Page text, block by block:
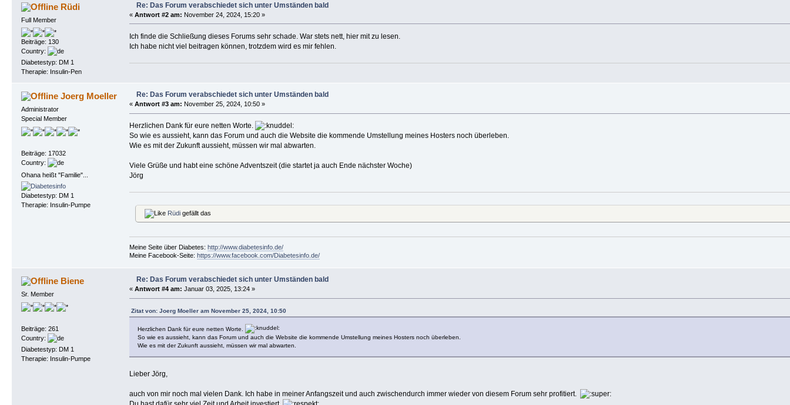
Rüdi
Full Member
Beiträge: 130
Country:
Diabetestyp: DM 1
Therapie: Insulin-Pen
Re: Das Forum verabschiedet sich unter Umständen bald
« Antwort #2 am: November 24, 2024, 15:20 »
Ich finde die Schließung dieses Forums sehr schade. War stets nett, hier mit zu lesen.
Ich habe nicht viel beitragen können, trotzdem wird es mir fehlen.
Joerg Moeller
Administrator
Special Member
Beiträge: 17032
Country:
Ohana heißt "Familie"...
Diabetestyp: DM 1
Therapie: Insulin-Pumpe
Re: Das Forum verabschiedet sich unter Umständen bald
« Antwort #3 am: November 25, 2024, 10:50 »
Herzlichen Dank für eure netten Worte.
So wie es aussieht, kann das Forum und auch die Website die kommende Umstellung meines Hosters noch überleben.
Wie es mit der Zukunft aussieht, müssen wir mal abwarten.
Viele Grüße und habt eine schöne Adventszeit (die startet ja auch Ende nächster Woche)
Jörg
Rüdigefällt das
Meine Seite über Diabetes: http://www.diabetesinfo.de/
Meine Facebook-Seite: https://www.facebook.com/Diabetesinfo.de/
Biene
Sr. Member
Beiträge: 261
Country:
Diabetestyp: DM 1
Therapie: Insulin-Pumpe
Re: Das Forum verabschiedet sich unter Umständen bald
« Antwort #4 am: Januar 03, 2025, 13:24 »
Zitat von: Joerg Moeller am November 25, 2024, 10:50
Herzlichen Dank für eure netten Worte.
So wie es aussieht, kann das Forum und auch die Website die kommende Umstellung meines Hosters noch überleben.
Wie es mit der Zukunft aussieht, müssen wir mal abwarten.
Lieber Jörg,
auch von mir noch mal vielen Dank. Ich habe in meiner Anfangszeit und auch zwischendurch immer wieder von diesem Forum sehr profitiert.